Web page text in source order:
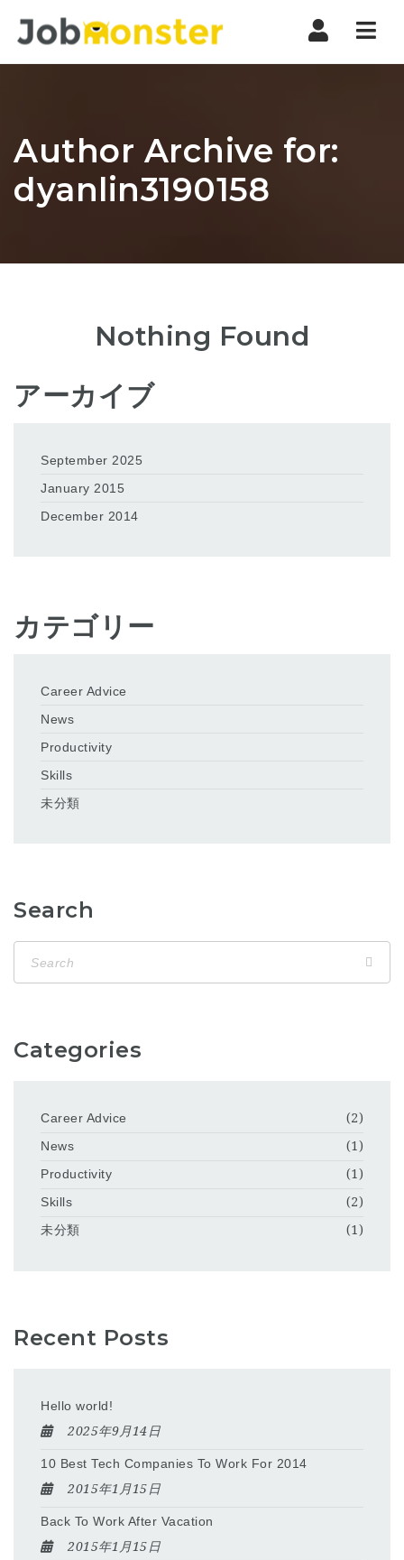
Author Archive for:
dyanlin3190158
Nothing Found
アーカイブ
September 2025
January 2015
December 2014
カテゴリー
Career Advice
News
Productivity
Skills
未分類
Search
Categories
Career Advice
(2)
News
(1)
Productivity
(1)
Skills
(2)
未分類
(1)
Recent Posts
Hello world!
2025年9月14日
10 Best Tech Companies To Work For 2014
2015年1月15日
Back To Work After Vacation
2015年1月15日